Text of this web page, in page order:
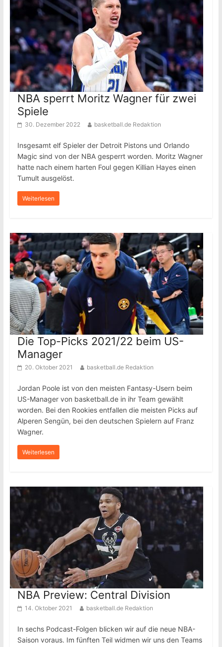
NBA sperrt Moritz Wagner für zwei
Spiele
30. Dezember 2022 basketball.de Redaktion
Insgesamt elf Spieler der Detroit Pistons und Orlando
Magic sind von der NBA gesperrt worden. Moritz Wagner
hatte nach einem harten Foul gegen Killian Hayes einen
Tumult ausgelöst.
Weiterlesen
Die Top-Picks 2021/22 beim US-
Manager
20. Oktober 2021 basketball.de Redaktion
Jordan Poole ist von den meisten Fantasy-Usern beim
US-Manager von basketball.de in ihr Team gewählt
worden. Bei den Rookies entfallen die meisten Picks auf
Alperen Sengün, bei den deutschen Spielern auf Franz
Wagner.
Weiterlesen
NBA Preview: Central Division
14. Oktober 2021 basketball.de Redaktion
In sechs Podcast-Folgen blicken wir auf die neue NBA-
Saison voraus. Im fünften Teil widmen wir uns den Teams